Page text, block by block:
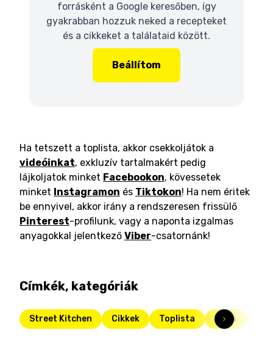
forrásként a Google keresőben, így
gyakrabban hozzuk neked a recepteket
és a cikkeket a találataid között.
Beállítom
Ha tetszett a toplista, akkor csekkoljátok a
videóinkat, exkluzív tartalmakért pedig
lájkoljatok minket Facebookon, kövessetek
minket Instagramon és Tiktokon! Ha nem éritek
be ennyivel, akkor irány a rendszeresen frissülő
Pinterest-profilunk, vagy a naponta izgalmas
anyagokkal jelentkező Viber-csatornánk!
Címkék, kategóriák
Street Kitchen Cikkek Toplista Friss